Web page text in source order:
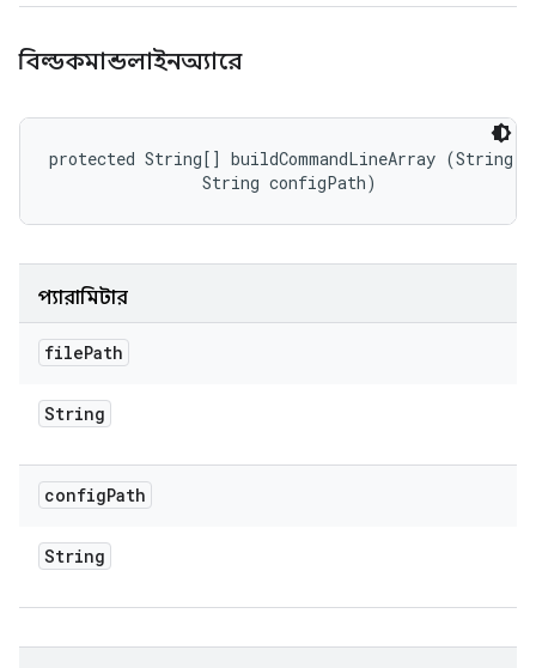
বিল্ডকমান্ডলাইনঅ্যারে
protected String[] buildCommandLineArray
                String configPath)
প্যারামিটার
filePath
String
configPath
String